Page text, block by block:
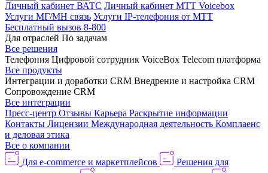
Личный кабинет ВАТС Личный кабинет МТТ Voicebox
Услуги МГ/МН связь Услуги IP-телефония от МТТ
Бесплатный вызов 8-800
Для отраслей По задачам
Все решения
Телефония Цифровой сотрудник VoiceBox Telecom платформа
Все продукты
Интеграции и доработки CRM Внедрение и настройка CRM
Сопровождение CRM
Все интеграции
Пресс-центр Отзывы Карьера Раскрытие информации
Контакты Лицензии Международная деятельность Комплаенс
и деловая этика
Все о компании
Для e-commerce и маркетплейсов
Решения для